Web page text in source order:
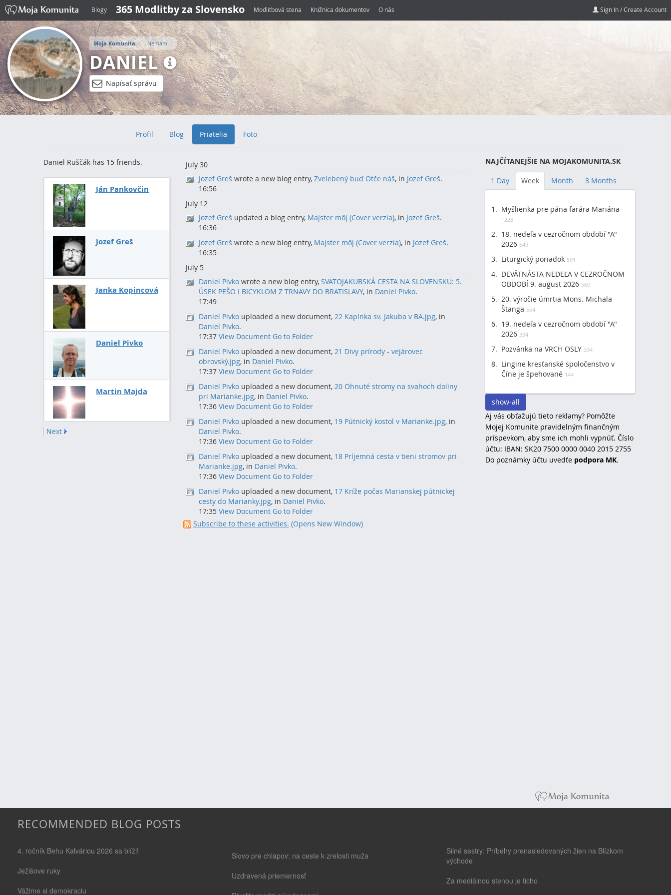
Blogy 365 Modlitby za Slovensko Modlitbová stena Knižnica dokumentov O nás Sign In / Create Account
Moja Komunita Nemám
DANIEL
Napísať správu
Profil Blog Priatelia Foto
Daniel Ruščák has 15 friends.
Ján Pankovčin
Jozef Greš
Janka Kopincová
Daniel Pivko
Martin Majda
Next
July 30
Jozef Greš wrote a new blog entry, Zvelebený buď Otče náš, in Jozef Greš.
16:56
July 12
Jozef Greš updated a blog entry, Majster môj (Cover verzia), in Jozef Greš.
16:36
Jozef Greš wrote a new blog entry, Majster môj (Cover verzia), in Jozef Greš.
16:35
July 5
Daniel Pivkowrote a new blog entry, SVÄTOJAKUBSKÁ CESTA NA SLOVENSKU: 5.
ÚSEK PEŠO I BICYKLOM Z TRNAVY DO BRATISLAVY, in Daniel Pivko.
17:49
Daniel Pivkouploaded a new document, 22 Kaplnka sv. Jakuba v BA.jpg, in
Daniel Pivko.
17:37 View Document Go to Folder
Daniel Pivkouploaded a new document, 21 Divy prírody - vejárovec
obrovský.jpg, in Daniel Pivko.
17:37 View Document Go to Folder
Daniel Pivkouploaded a new document, 20 Ohnuté stromy na svahoch doliny
pri Marianke.jpg, in Daniel Pivko.
17:36 View Document Go to Folder
Daniel Pivkouploaded a new document, 19 Pútnický kostol v Marianke.jpg, in
Daniel Pivko.
17:36 View Document Go to Folder
Daniel Pivkouploaded a new document, 18 Príjemná cesta v tieni stromov pri
Marianke.jpg, in Daniel Pivko.
17:36 View Document Go to Folder
Daniel Pivkouploaded a new document, 17 Kríže počas Marianskej pútnickej
cesty do Marianky.jpg, in Daniel Pivko.
17:35 View Document Go to Folder
Subscribe to these activities. (Opens New Window)
NAJČÍTANEJŠIE NA MOJAKOMUNITA.SK
1 Day Week Month 3 Months
Myšlienka pre pána farára Mariána
1223
18. nedeľa v cezročnom období "A"
2026 649
Liturgický poriadok 591
DEVÄTNÁSTA NEDEĽA V CEZROČNOM
OBDOBÍ 9. august 2026 560
20. výročie úmrtia Mons. Michala
Štanga 554
19. nedeľa v cezročnom období "A"
2026 334
Pozvánka na VRCH OSLY 334
Lingine kresťanské spoločenstvo v
Číne je špehované 144
show-all
Aj vás obťažujú tieto reklamy? Pomôžte
Mojej Komunite pravidelným finančným
príspevkom, aby sme ich mohli vypnúť. Číslo
účtu: IBAN: SK20 7500 0000 0040 2015 2755
Do poznámky účtu uvedťe podpora MK.
RECOMMENDED BLOG POSTS
4. ročník Behu Kalváriou 2026 sa blíži!
Ježišove ruky
Vážime si demokraciu
Slovo pre chlapov: na ceste k zrelosti muža
Uzdravená priemernosť
Silné sestry: Príbehy prenasledovaných žien na Blízkom
východe
Za mediálnou stenou je ticho